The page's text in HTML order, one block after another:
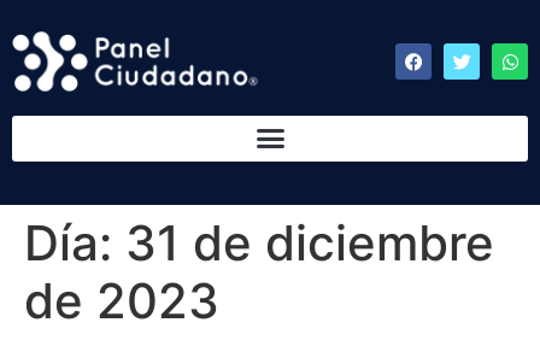
Día: 31 de diciembre
de 2023